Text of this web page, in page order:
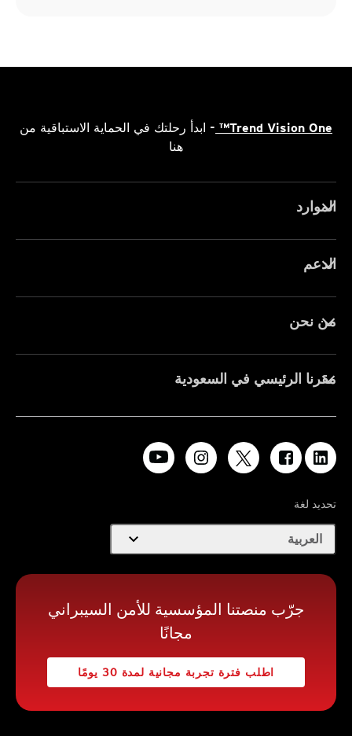
Trend Vision One™
- ابدأ رحلتك في الحماية الاستباقية من
هنا
الموارد
الدعم
من نحن
مقرنا الرئيسي في السعودية
تحديد لغة
العربية expand_more
جرّب منصتنا المؤسسية للأمن السيبراني
مجانًا
اطلب فترة تجربة مجانية لمدة 30 يومًا